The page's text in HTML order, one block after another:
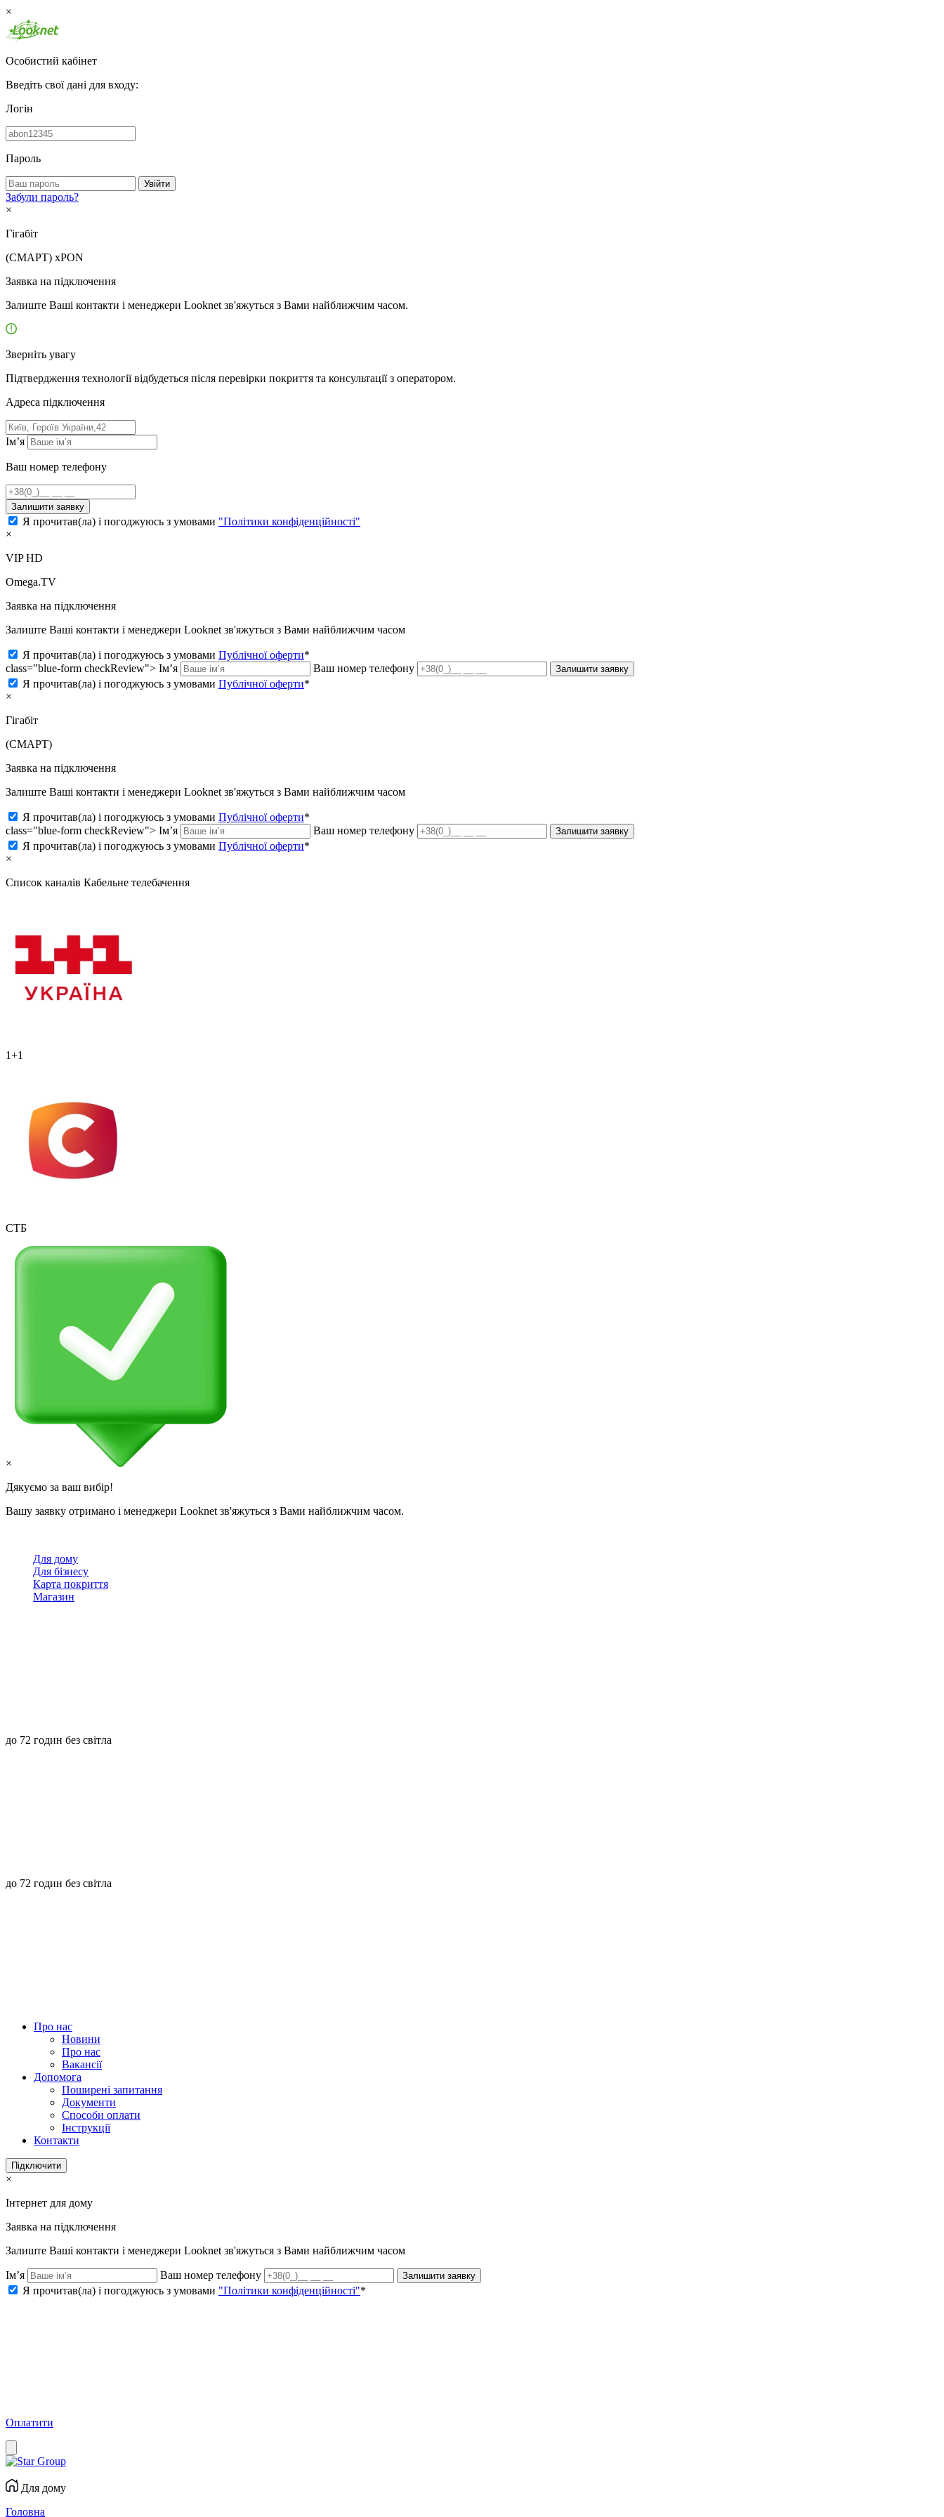
×
Особистий кабінет
Введіть свої дані для входу:
Логін
Пароль
Увійти
Забули пароль?
×
Гігабіт
(СМАРТ) xPON
Заявка на підключення
Залиште Ваші контакти і менеджери Looknet зв'яжуться з Вами найближчим часом.
Зверніть увагу
Підтвердження технології відбудеться після перевірки покриття та консультації з оператором.
Адресa підключення
Ім’я
Ваш номер телефону
Залишити заявку
Я прочитав(ла) і погоджуюсь з умовами "Політики конфіденційності"
×
VIP HD
Omega.TV
Заявка на підключення
Залиште Ваші контакти і менеджери Looknet зв'яжуться з Вами найближчим часом
Я прочитав(ла) і погоджуюсь з умовами Публічної оферти*
class="blue-form checkReview"> Ім’я Ваш номер телефону Залишити заявку
Я прочитав(ла) і погоджуюсь з умовами Публічної оферти*
×
Гігабіт
(СМАРТ)
Заявка на підключення
Залиште Ваші контакти і менеджери Looknet зв'яжуться з Вами найближчим часом
Я прочитав(ла) і погоджуюсь з умовами Публічної оферти*
class="blue-form checkReview"> Ім’я Ваш номер телефону Залишити заявку
Я прочитав(ла) і погоджуюсь з умовами Публічної оферти*
×
Список каналів Кабельне телебачення
1+1
СТБ
×
Дякуємо за ваш вибір!
Вашу заявку отримано і менеджери Looknet зв'яжуться з Вами найближчим часом.
Для дому
Для бізнесу
Карта покриття
Магазин
до 72 годин без світла
до 72 годин без світла
Про нас
Новини
Про нас
Вакансії
Допомога
Поширені запитання
Документи
Способи оплати
Інструкції
Контакти
Підключити
×
Інтернет для дому
Заявка на підключення
Залиште Ваші контакти і менеджери Looknet зв'яжуться з Вами найближчим часом
Ім’я Ваш номер телефону Залишити заявку
Я прочитав(ла) і погоджуюсь з умовами "Політики конфіденційності"*
Оплатити
Для дому
Головна